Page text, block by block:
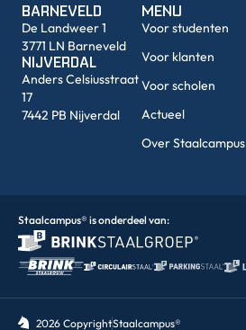
BARNEVELD
De Landweer 1
3771 LN Barneveld
NIJVERDAL
Anders Celsiusstraat
17
7442 PB Nijverdal
MENU
Voor studenten
Voor klanten
Voor scholen
Actueel
Over Staalcampus
Staalcampus® is onderdeel van:
2026 CopyrightStaalcampus®